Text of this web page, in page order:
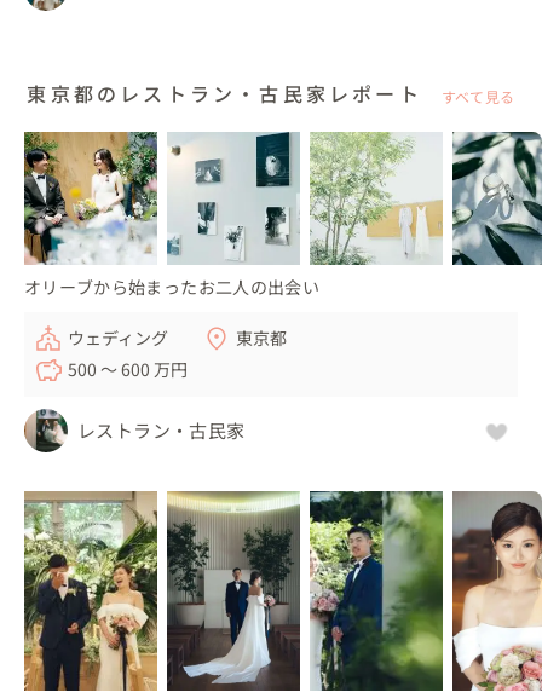
東京都のレストラン・古民家レポート すべて見る
オリーブから始まったお二人の出会い
ウェディング
東京都
500 〜 600 万円
レストラン・古民家